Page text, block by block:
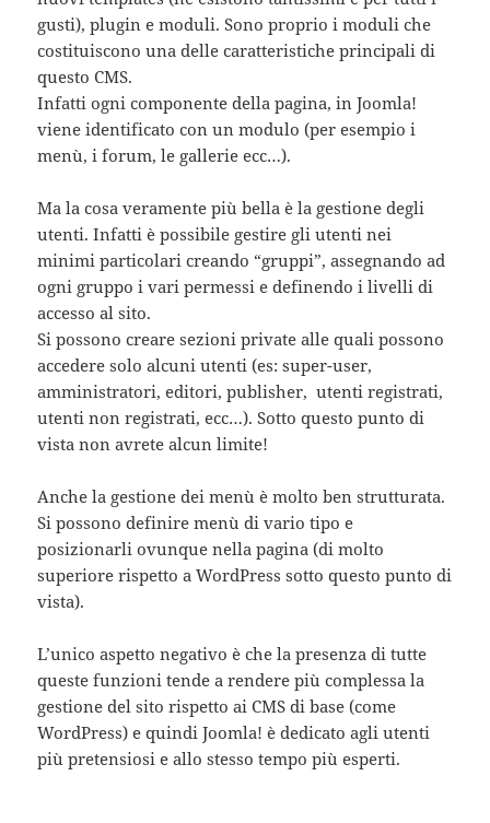
gusti), plugin e moduli. Sono proprio i moduli che
costituiscono una delle caratteristiche principali di
questo CMS.
Infatti ogni componente della pagina, in Joomla!
viene identificato con un modulo (per esempio i
menù, i forum, le gallerie ecc…).
Ma la cosa veramente più bella è la gestione degli
utenti. Infatti è possibile gestire gli utenti nei
minimi particolari creando “gruppi”, assegnando ad
ogni gruppo i vari permessi e definendo i livelli di
accesso al sito.
Si possono creare sezioni private alle quali possono
accedere solo alcuni utenti (es: super-user,
amministratori, editori, publisher, utenti registrati,
utenti non registrati, ecc…). Sotto questo punto di
vista non avrete alcun limite!
Anche la gestione dei menù è molto ben strutturata.
Si possono definire menù di vario tipo e
posizionarli ovunque nella pagina (di molto
superiore rispetto a WordPress sotto questo punto di
vista).
L’unico aspetto negativo è che la presenza di tutte
queste funzioni tende a rendere più complessa la
gestione del sito rispetto ai CMS di base (come
WordPress) e quindi Joomla! è dedicato agli utenti
più pretensiosi e allo stesso tempo più esperti.